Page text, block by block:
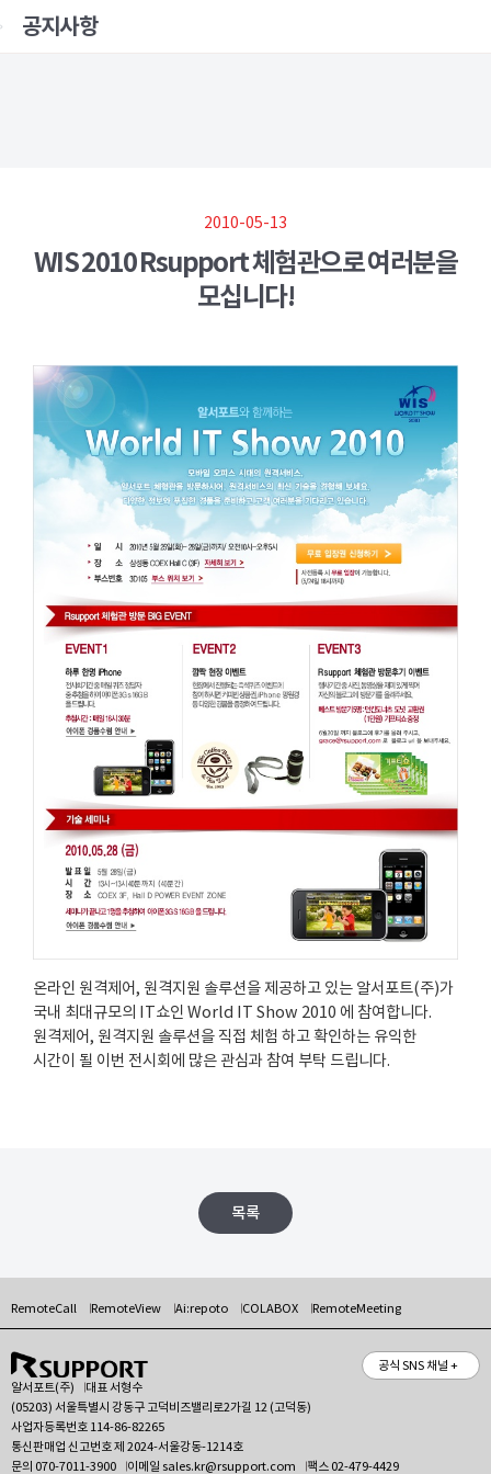
공지사항
2010-05-13
WIS 2010 Rsupport 체험관으로 여러분을
모십니다!
온라인 원격제어, 원격지원 솔루션을 제공하고 있는 알서포트(주)가
국내 최대규모의 IT쇼인 World IT Show 2010 에 참여합니다.
원격제어, 원격지원 솔루션을 직접 체험 하고 확인하는 유익한
시간이 될 이번 전시회에 많은 관심과 참여 부탁 드립니다.
목록
RemoteCall RemoteView Ai:repoto COLABOX RemoteMeeting
알서포트(주)
대표 서형수
(05203) 서울특별시 강동구 고덕비즈밸리로2가길 12 (고덕동)
사업자등록번호 114-86-82265
통신판매업 신고번호 제 2024-서울강동-1214호
문의 070-7011-3900 이메일 sales.kr@rsupport.com 팩스 02-479-4429
공식 SNS 채널 +